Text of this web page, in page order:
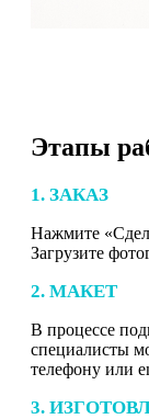
Этапы
1. ЗАКАЗ
Нажмите
Загрузите
2. МАКЕТ
В процессе
специалисты
телефону или
3.